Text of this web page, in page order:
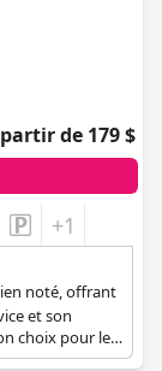
de 179 $
+1
noté, offrant
et son
choix pour les